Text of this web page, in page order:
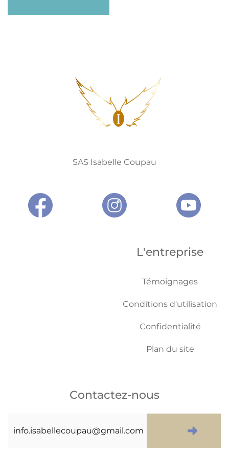
SAS Isabelle Coupau
L'entreprise
Témoignages
Conditions d'utilisation
Confidentialité
Plan du site
Contactez-nous